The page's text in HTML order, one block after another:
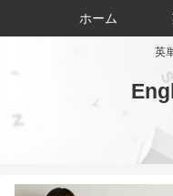
英
ホーム